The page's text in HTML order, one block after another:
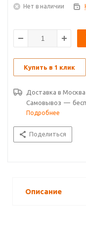
Нет в наличии
Купить в 1 клик
Доставка в Москва
Самовывоз —
Подробнее
Поделиться
Описание